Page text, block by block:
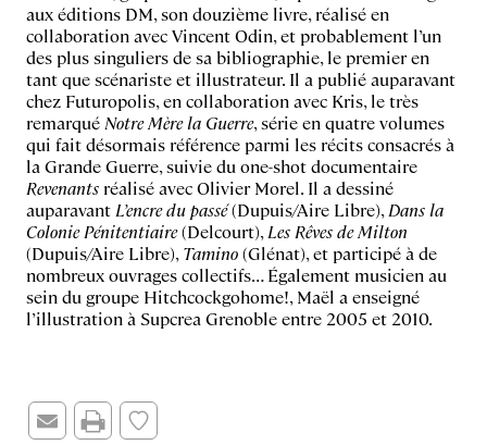
aux éditions DM, son douzième livre, réalisé en
collaboration avec Vincent Odin, et probablement l’un
des plus singuliers de sa bibliographie, le premier en
tant que scénariste et illustrateur. Il a publié auparavant
chez Futuropolis, en collaboration avec Kris, le très
remarqué Notre Mère la Guerre, série en quatre volumes
qui fait désormais référence parmi les récits consacrés à
la Grande Guerre, suivie du one-shot documentaire
Revenantsréalisé avec Olivier Morel. Il a dessiné
auparavant L’encre du passé(Dupuis/Aire Libre), Dans la
Colonie Pénitentiaire(Delcourt), Les Rêves de Milton
(Dupuis/Aire Libre), Tamino(Glénat), et participé à de
nombreux ouvrages collectifs… Également musicien au
sein du groupe Hitchcockgohome!, Maël a enseigné
l’illustration à Supcrea Grenoble entre 2005 et 2010.